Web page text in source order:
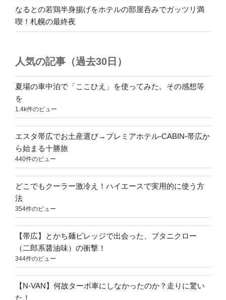
なるとの若鶏半身揚げをホテルの部屋呑みでガッツリ満
喫！札幌の最終夜
人気の記事（過去30日）
夏場の車中泊で「ここひえ」を使ってみた。その感想等
を
1.4k件のビュー
エスタ帯広でお土産選び→プレミアホテル-CABIN-帯広か
ら始まる十勝旅
440件のビュー
どこでもクーラー激冷え！ハイエースで実用的に使う方
法
354件のビュー
【帯広】とかち麺ビレッジで出会った、ブタニクロー
（二郎系醤油味）の衝撃！
344件のビュー
【N-VAN】何故ターボ車にしなかったのか？走りに驚い
た！